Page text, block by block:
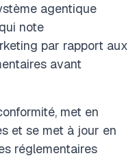
agentique
note
par rapport aux
avant
met en
et se met à jour en
réglementaires